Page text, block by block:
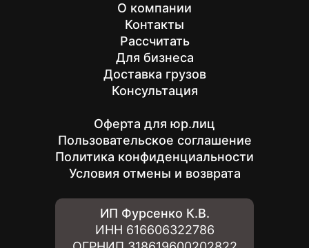
О компании
Контакты
Рассчитать
Для бизнеса
Доставка грузов
Консультация
Оферта для юр.лиц
Пользовательское соглашение
Политика конфиденциальности
Условия отмены и возврата
ИП Фурсенко К.В.
ИНН 616606322786